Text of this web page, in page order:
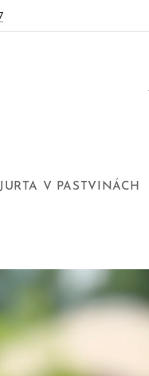
JURTA V PASTVINÁCH